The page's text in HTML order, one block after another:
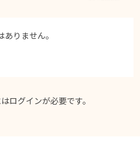
ありません。
ログインが必要です。